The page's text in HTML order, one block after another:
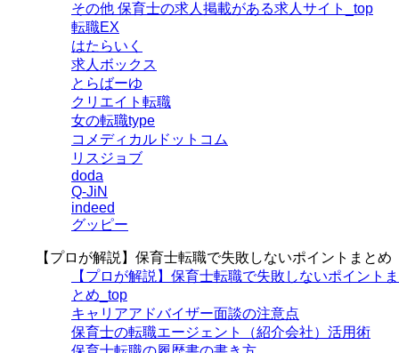
その他 保育士の求人掲載がある求人サイト_top
転職EX
はたらいく
求人ボックス
とらばーゆ
クリエイト転職
女の転職type
コメディカルドットコム
リスジョブ
doda
Q-JiN
indeed
グッピー
【プロが解説】保育士転職で失敗しないポイントまとめ
【プロが解説】保育士転職で失敗しないポイントま
とめ_top
キャリアアドバイザー面談の注意点
保育士の転職エージェント（紹介会社）活用術